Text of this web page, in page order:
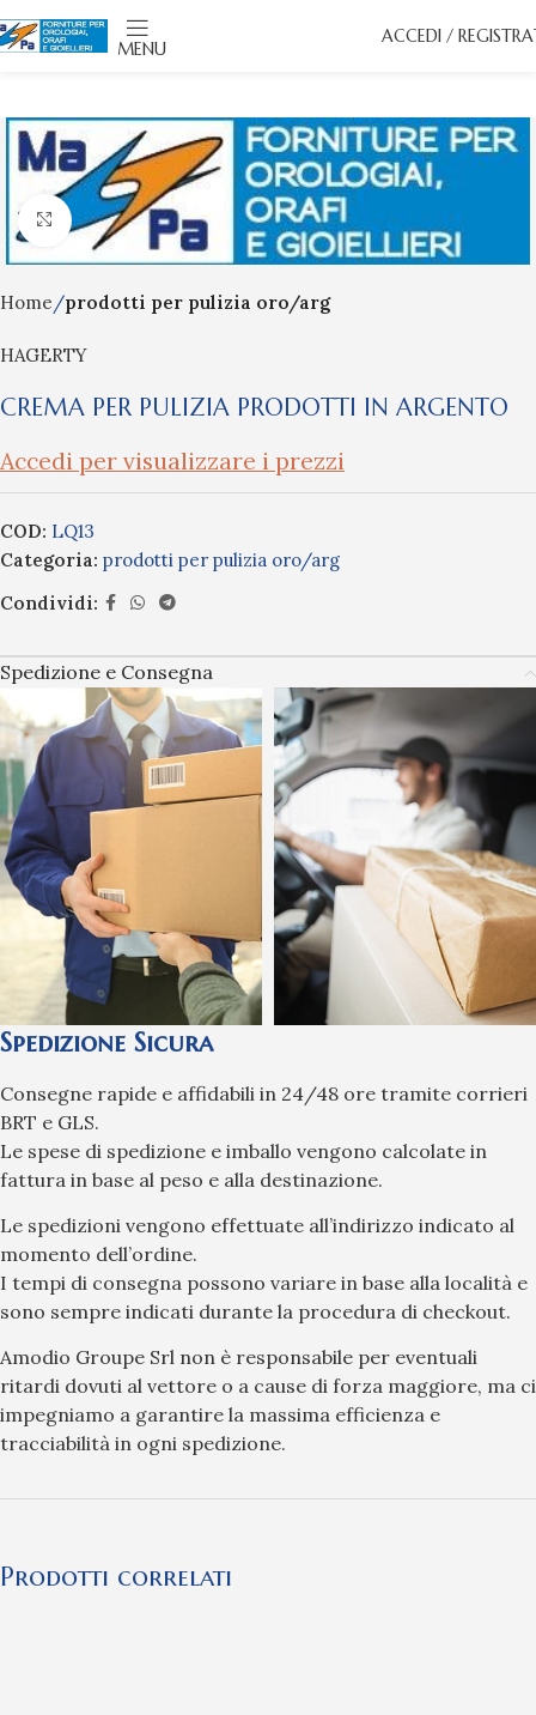
MENU
ACCEDI /
Click to enlarge
Home prodotti per pulizia oro/arg
HAGERTY
CREMA PER PULIZIA PRODOTTI IN ARGENTO
Accedi per visualizzare i prezzi
COD: LQ13
Categoria: prodotti per pulizia oro/arg
Condividi:
Spedizione e Consegna
Spedizione Sicura
Consegne rapide e affidabili in 24/48 ore tramite corrieri
BRT e GLS.
Le spese di spedizione e imballo vengono calcolate in
fattura in base al peso e alla destinazione.
Le spedizioni vengono effettuate all’indirizzo indicato al
momento dell’ordine.
I tempi di consegna possono variare in base alla località e
sono sempre indicati durante la procedura di checkout.
Amodio Groupe Srl non è responsabile per eventuali
ritardi dovuti al vettore o a cause di forza maggiore, ma ci
impegniamo a garantire la massima efficienza e
tracciabilità in ogni spedizione.
Prodotti correlati